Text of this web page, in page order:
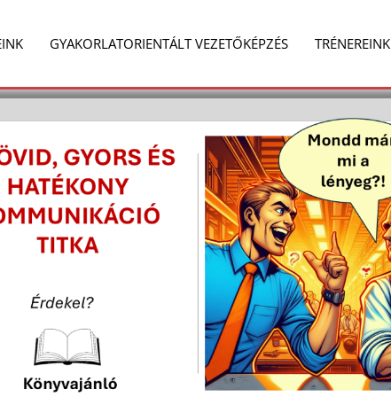
GYAKORLATORIENTÁLT VEZETŐKÉPZÉS TRÉNEREINK